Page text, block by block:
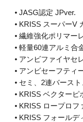
• JASG認定 JPver.
• KRISS スーパーV
• 繊維強化ポリマー
• 軽量60連アルミ合
• アンビファイヤセ
• アンビセーフティ
• セミ、2連バース
• KRISS ベクター
• KRISS ロープロフ
• KRISS フォールデ